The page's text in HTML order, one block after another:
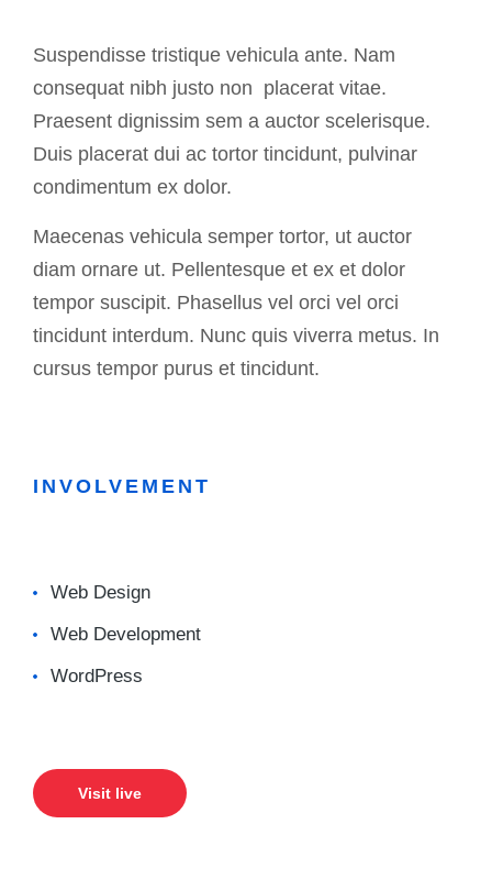
Suspendisse tristique vehicula ante. Nam
consequat nibh justo non placerat vitae.
Praesent dignissim sem a auctor scelerisque.
Duis placerat dui ac tortor tincidunt, pulvinar
condimentum ex dolor.
Maecenas vehicula semper tortor, ut auctor
diam ornare ut. Pellentesque et ex et dolor
tempor suscipit. Phasellus vel orci vel orci
tincidunt interdum. Nunc quis viverra metus. In
cursus tempor purus et tincidunt.
INVOLVEMENT
Web Design
Web Development
WordPress
Visit live